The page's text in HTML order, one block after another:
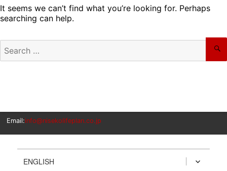
It seems we can’t find what you’re looking for. Perhaps
searching can help.
Email:info@nisekolifeplan.co.jp
ENGLISH